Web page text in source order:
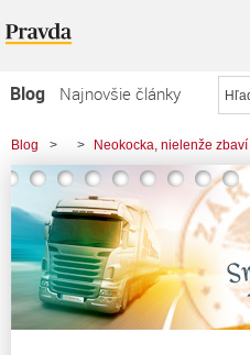
Blog
Najnovšie články
Najčítanejšie články
Najkomentovanejšie články
Zoznam blogov
Komerčné blogy
Blog > > Neokocka, nielenže